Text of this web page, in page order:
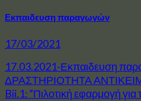
Εκπαιδευση παραγωγών
17/03/2021
17.03.2021-Εκπαιδευση
ΔΡΑΣΤΗΡΙΟΤΗΤΑ
Bii.1: ”Πιλοτική εφαρμογή για